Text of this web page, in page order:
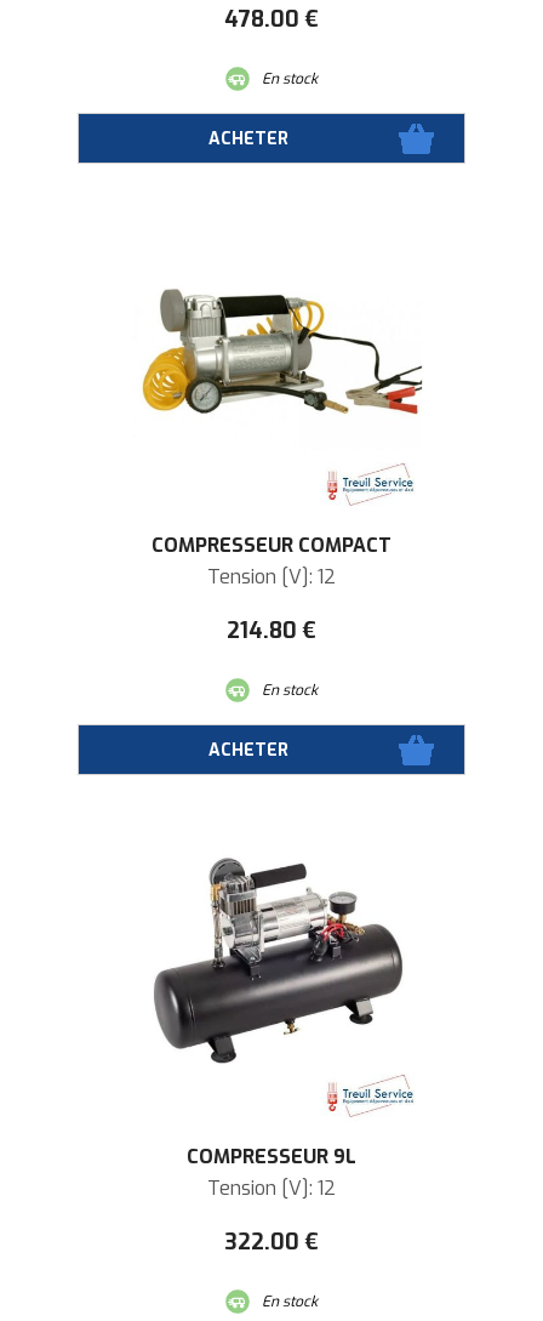
478.00 €
En stock
COMPRESSEUR COMPACT
Tension [V]: 12
214.80 €
En stock
COMPRESSEUR 9L
Tension [V]: 12
322.00 €
En stock